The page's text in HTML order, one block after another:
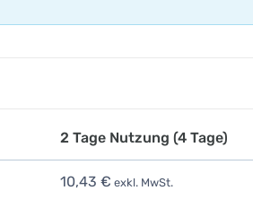
2 Tage Nutzung (4 Tage)
10,43 € exkl. MwSt.